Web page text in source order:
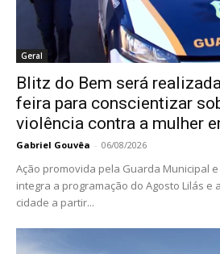
Geral
Blitz do Bem será
feira para conscientizar
violência contra a mulher
Gabriel Gouvêa - 06/08/2026
Ação promovida pela Guarda Municipal
integra a programação do Agosto Lilás e
cidade a partir...